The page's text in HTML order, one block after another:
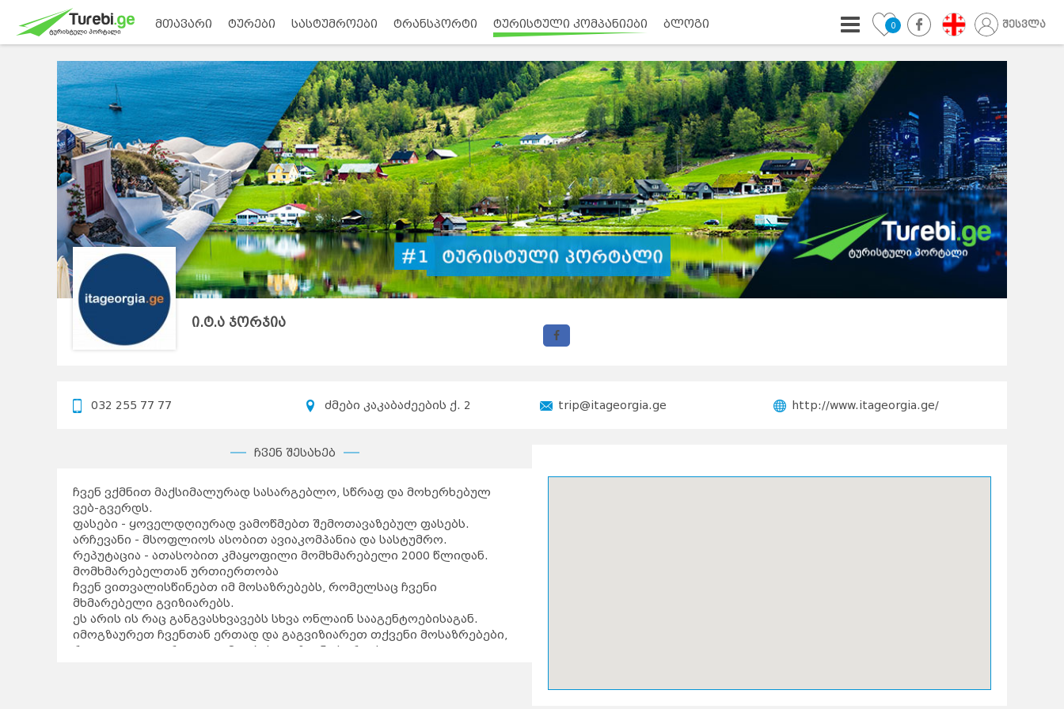
მთავარი ტურები სასტუმროები ტრანსპორტი ტურისტული კომპანიები ბლოგი 0 შესვლა
ი.ტ.ა ჯორჯია
032 255 77 77 ძმები კაკაბაძეების ქ. 2 trip@itageorgia.ge http://www.itageorgia.ge/
ჩვენ შესახებ
ჩვენ ვქმნით მაქსიმალურად სასარგებლო, სწრაფ და მოხერხებულ
ვებ-გვერდს.
ფასები - ყოველდღიურად ვამოწმებთ შემოთავაზებულ ფასებს.
არჩევანი - მსოფლიოს ასობით ავიაკომპანია და სასტუმრო.
რეპუტაცია - ათასობით კმაყოფილი მომხმარებელი 2000 წლიდან.
მომხმარებელთან ურთიერთობა
ჩვენ ვითვალისწინებთ იმ მოსაზრებებს, რომელსაც ჩვენი
მხმარებელი გვიზიარებს.
ეს არის ის რაც განგვასხვავებს სხვა ონლაინ სააგენტოებისაგან.
იმოგზაურეთ ჩვენთან ერთად და გაგვიზიარეთ თქვენი მოსაზრებები,
რათა კიდევ უფრო გავაუმჯობესოთ ჩვენი სერვისი.